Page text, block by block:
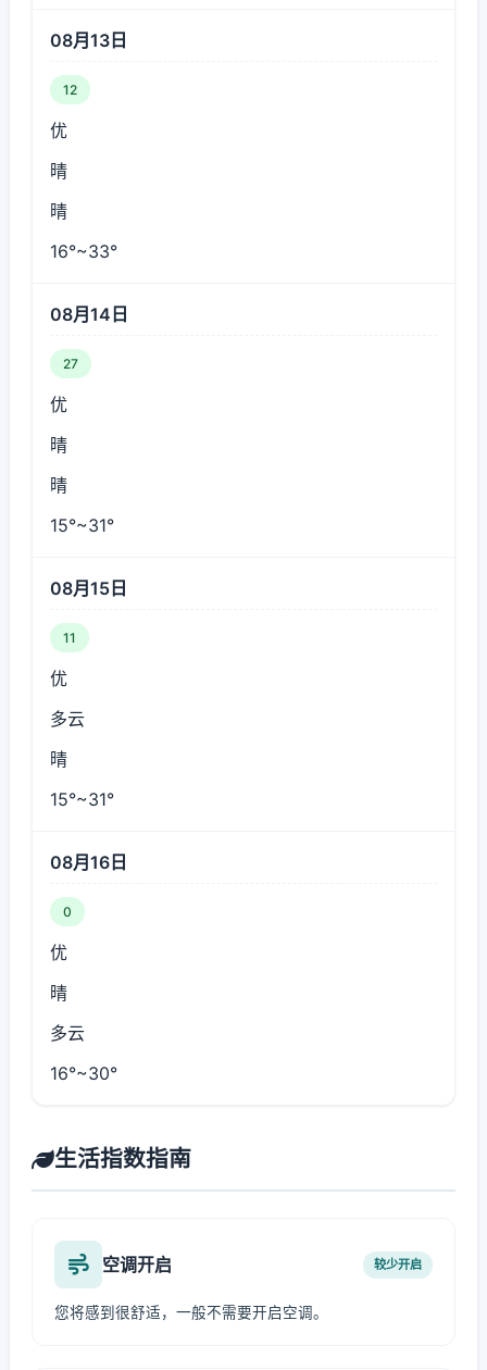
08月13日
12
优
晴
晴
16°~33°
08月14日
27
优
晴
晴
15°~31°
08月15日
11
优
多云
晴
15°~31°
08月16日
0
优
晴
多云
16°~30°
生活指数指南
空调开启 较少开启
您将感到很舒适，一般不需要开启空调。